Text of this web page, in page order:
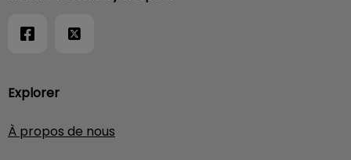
Explorer
À propos de nous